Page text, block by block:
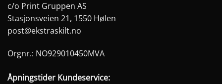
kan
velges
på
c/o Print Gruppen AS
Stasjonsveien 21, 1550 Hølen
post@ekstraskilt.no
Orgnr.: NO929010450MVA
Åpningstider Kundeservice: